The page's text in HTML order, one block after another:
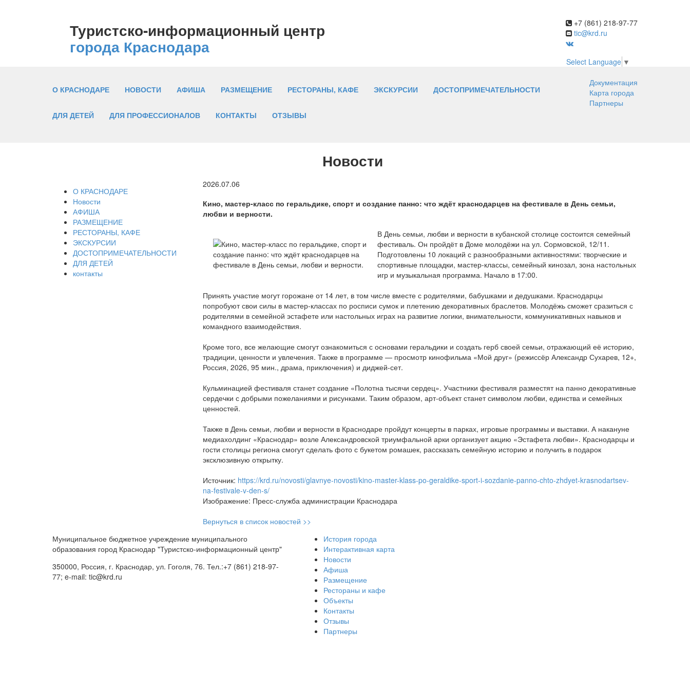
Туристско-информационный центр
города Краснодара
+7 (861) 218-97-77
tic@krd.ru
Select Language ▼
О КРАСНОДАРЕ НОВОСТИ АФИША РАЗМЕЩЕНИЕ РЕСТОРАНЫ, КАФЕ ЭКСКУРСИИ ДОСТОПРИМЕЧАТЕЛЬНОСТИ
ДЛЯ ДЕТЕЙ ДЛЯ ПРОФЕССИОНАЛОВ КОНТАКТЫ ОТЗЫВЫ
Документация
Карта города
Партнеры
Новости
О КРАСНОДАРЕ
Новости
АФИША
РАЗМЕЩЕНИЕ
РЕСТОРАНЫ, КАФЕ
ЭКСКУРСИИ
ДОСТОПРИМЕЧАТЕЛЬНОСТИ
ДЛЯ ДЕТЕЙ
контакты
2026.07.06
Кино, мастер-класс по геральдике, спорт и создание панно: что ждёт краснодарцев на фестивале в День семьи,
любви и верности.
В День семьи, любви и верности в кубанской столице состоится семейный
фестиваль. Он пройдёт в Доме молодёжи на ул. Сормовской, 12/11.
Подготовлены 10 локаций с разнообразными активностями: творческие и
спортивные площадки, мастер-классы, семейный кинозал, зона настольных
игр и музыкальная программа. Начало в 17:00.
Принять участие могут горожане от 14 лет, в том числе вместе с родителями, бабушками и дедушками. Краснодарцы
попробуют свои силы в мастер-классах по росписи сумок и плетению декоративных браслетов. Молодёжь сможет сразиться с
родителями в семейной эстафете или настольных играх на развитие логики, внимательности, коммуникативных навыков и
командного взаимодействия.
Кроме того, все желающие смогут ознакомиться с основами геральдики и создать герб своей семьи, отражающий её историю,
традиции, ценности и увлечения. Также в программе — просмотр кинофильма «Мой друг» (режиссёр Александр Сухарев, 12+,
Россия, 2026, 95 мин., драма, приключения) и диджей-сет.
Кульминацией фестиваля станет создание «Полотна тысячи сердец». Участники фестиваля разместят на панно декоративные
сердечки с добрыми пожеланиями и рисунками. Таким образом, арт-объект станет символом любви, единства и семейных
ценностей.
Также в День семьи, любви и верности в Краснодаре пройдут концерты в парках, игровые программы и выставки. А накануне
медиахолдинг «Краснодар» возле Александровской триумфальной арки организует акцию «Эстафета любви». Краснодарцы и
гости столицы региона смогут сделать фото с букетом ромашек, рассказать семейную историю и получить в подарок
эксклюзивную открытку.
Источник: https://krd.ru/novosti/glavnye-novosti/kino-master-klass-po-geraldike-sport-i-sozdanie-panno-chto-zhdyet-krasnodartsev-
na-festivale-v-den-s/
Изображение: Пресс-служба администрации Краснодара
Вернуться в список новостей >>
История города
Интерактивная карта
Новости
Афиша
Размещение
Рестораны и кафе
Объекты
Контакты
Отзывы
Партнеры
Муниципальное бюджетное учреждение муниципального
образования город Краснодар "Туристско-информационный центр"
350000, Россия, г. Краснодар, ул. Гоголя, 76. Тел.:+7 (861) 218-97-
77; e-mail: tic@krd.ru